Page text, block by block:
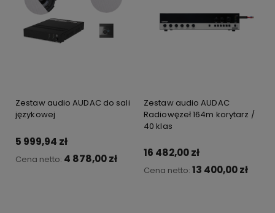
Zestaw audio AUDAC do sali
językowej
5 999,94 zł
Cena netto: 4 878,00 zł
Zestaw audio AUDAC
Radiowęzeł 164m korytarz /
40 klas
16 482,00 zł
Cena netto: 13 400,00 zł